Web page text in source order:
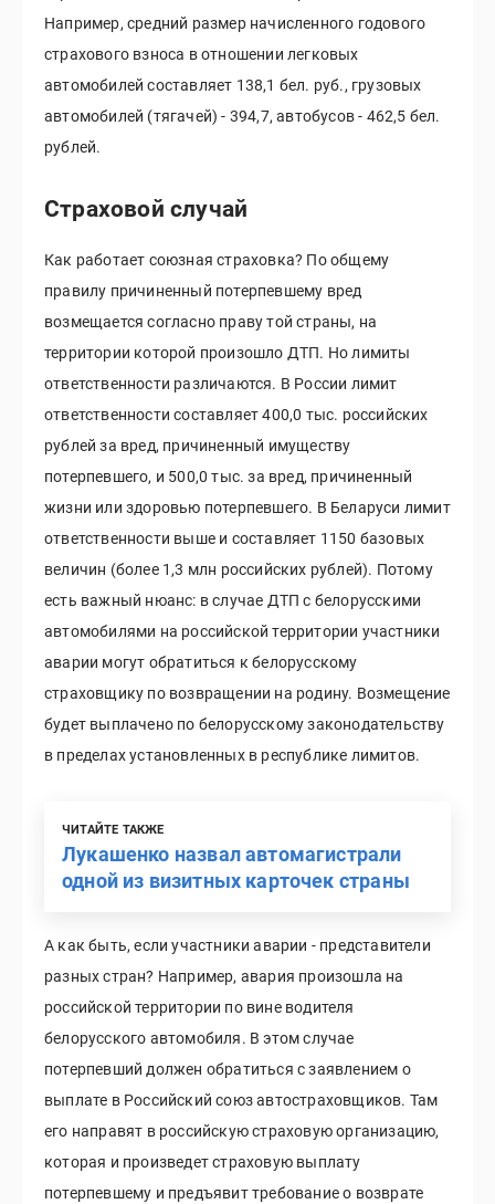
Например, средний размер начисленного годового
страхового взноса в отношении легковых
автомобилей составляет 138,1 бел. руб., грузовых
автомобилей (тягачей) - 394,7, автобусов - 462,5 бел.
рублей.
Страховой случай
Как работает союзная страховка? По общему
правилу причиненный потерпевшему вред
возмещается согласно праву той страны, на
территории которой произошло ДТП. Но лимиты
ответственности различаются. В России лимит
ответственности составляет 400,0 тыс. российских
рублей за вред, причиненный имуществу
потерпевшего, и 500,0 тыс. за вред, причиненный
жизни или здоровью потерпевшего. В Беларуси лимит
ответственности выше и составляет 1150 базовых
величин (более 1,3 млн российских рублей). Потому
есть важный нюанс: в случае ДТП с белорусскими
автомобилями на российской территории участники
аварии могут обратиться к белорусскому
страховщику по возвращении на родину. Возмещение
будет выплачено по белорусскому законодательству
в пределах установленных в республике лимитов.
ЧИТАЙТЕ ТАКЖЕ
Лукашенко назвал автомагистрали
одной из визитных карточек страны
А как быть, если участники аварии - представители
разных стран? Например, авария произошла на
российской территории по вине водителя
белорусского автомобиля. В этом случае
потерпевший должен обратиться с заявлением о
выплате в Российский союз автостраховщиков. Там
его направят в российскую страховую организацию,
которая и произведет страховую выплату
потерпевшему и предъявит требование о возврате